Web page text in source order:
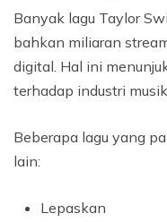
Banyak lagu Taylor
bahkan miliaran
digital. Hal ini
terhadap industri
Beberapa lagu yang
lain:
Lepaskan